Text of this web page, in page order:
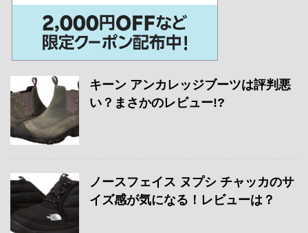
キーン アンカレッジブーツは評判悪
い？まさかのレビュー!?
ノースフェイス ヌプシ チャッカのサ
イズ感が気になる！レビューは？